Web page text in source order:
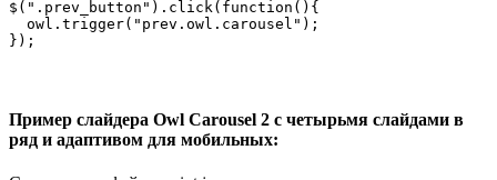
$(".prev_button").click(function(){
  owl.trigger("prev.owl.carousel");
});
Пример слайдера Owl Carousel 2 с четырьмя слайдами в
ряд и адаптивом для мобильных: